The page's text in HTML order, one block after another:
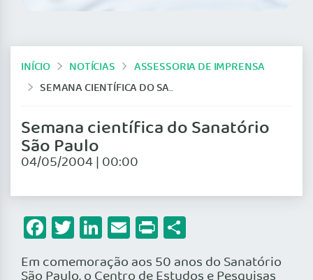
INÍCIO NOTÍCIAS
ASSESSORIA DE IMPRENSA
SEMANA CIENTÍFICA DO SANATÓRIO SÃO PAULO
Semana científica do Sanatório
São Paulo
04/05/2004 | 00:00
Facebook
Twitter
LinkedIn
Email
Print
Em comemoração aos 50 anos do Sanatório